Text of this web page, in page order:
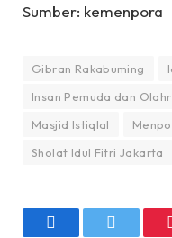
Sumber: kemenpora
Gibran Rakabuming
Insan Pemuda dan
Masjid Istiqlal
Sholat Idul Fitri Jakarta